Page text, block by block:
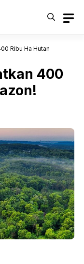
Ribu Ha Hutan
400